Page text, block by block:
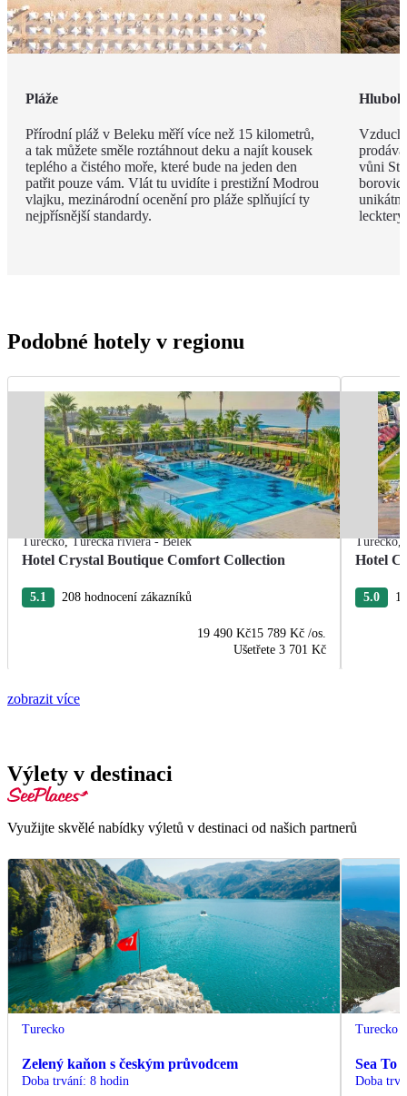
Pláže
Přírodní pláž v Beleku měří více než 15 kilometrů,
a tak můžete směle roztáhnout deku a najít kousek
teplého a čistého moře, které bude na jeden den
patřit pouze vám. Vlát tu uvidíte i prestižní Modrou
vlajku, mezinárodní ocenění pro pláže splňující ty
nejpřísnější standardy.
Vzduch
vůni
borovic
Podobné hotely v regionu
Turecko,Turecká riviéra - Belek
Hotel Crystal Boutique Comfort Collection
5.1 208 hodnocení zákazníků
19 490 Kč15 789 Kč /os.
Ušetřete 3 701 Kč
Turecko,
Hotel
5.0
zobrazit více
Výlety v destinaci
Využijte skvělé nabídky výletů v destinaci od našich partnerů
Turecko
Zelený kaňon s českým průvodcem
Doba trvání: 8 hodin
Turecko
Sea To
Doba